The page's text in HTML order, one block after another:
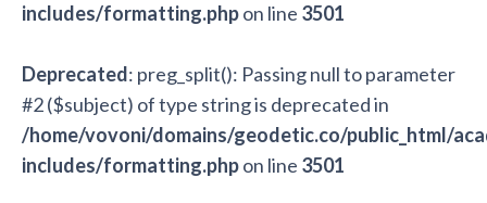
includes/formatting.phpon line 3501
Deprecated: preg_split(): Passing null to parameter
#2 ($subject) of type string is deprecated in
/home/vovoni/domains/geodetic.co/public_html/
includes/formatting.phpon line 3501